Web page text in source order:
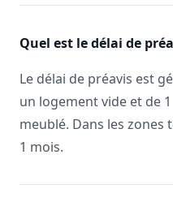
Quel est le délai de
Le délai de préavis est
un logement vide et de
meublé. Dans les zones
1 mois.